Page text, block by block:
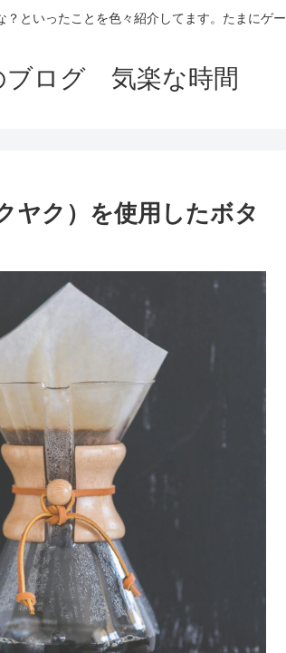
といったことを色々紹介してます。たまにゲ
ブログ 気楽な時間
ヤク）を使用したボタ